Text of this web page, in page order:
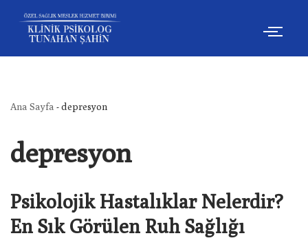
İçeriğe
geç
Ana Sayfa -depresyon
depresyon
Psikolojik Hastalıklar Nelerdir?
En Sık Görülen Ruh Sağlığı